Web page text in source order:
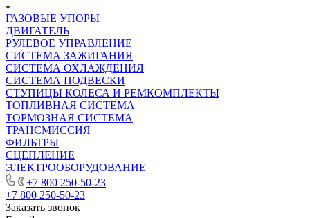
ГАЗОВЫЕ УПОРЫ
ДВИГАТЕЛЬ
РУЛЕВОЕ УПРАВЛЕНИЕ
СИСТЕМА ЗАЖИГАНИЯ
СИСТЕМА ОХЛАЖДЕНИЯ
СИСТЕМА ПОДВЕСКИ
СТУПИЦЫ КОЛЕСА И РЕМКОМПЛЕКТЫ
ТОПЛИВНАЯ СИСТЕМА
ТОРМОЗНАЯ СИСТЕМА
ТРАНСМИССИЯ
ФИЛЬТРЫ
СЦЕПЛЕНИЕ
ЭЛЕКТРООБОРУДОВАНИЕ
+7 800 250-50-23
+7 800 250-50-23
Заказать звонок